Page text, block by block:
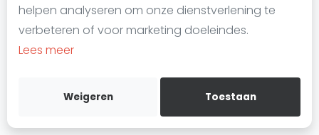
helpen analyseren om onze dienstverlening te
verbeteren of voor marketing doeleindes.
Lees meer
Weigeren Toestaan
Squash Den Haag
Squashgids in 4 stappen